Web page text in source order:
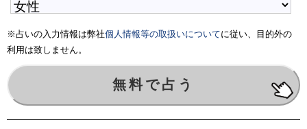
※占いの入力情報は弊社個人情報等の取扱いについてに従い、目的外の
利用は致しません。